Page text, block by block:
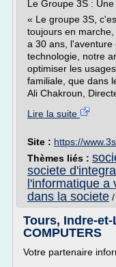
Le Groupe 3S :
« Le groupe 3S,
toujours en
a 30 ans, l'aventure
technologie, notre
optimiser les
familiale, que dans
Ali Chakroun,
Lire la suite
Site : https://
Thèmes liés :
societe
l'informatique a
dans la societe /
Tours, Indre-
COMPUTERS
Votre partenaire